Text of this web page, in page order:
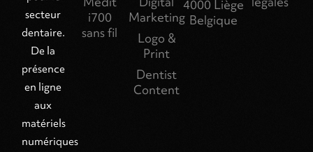
secteur
dentaire.
De la
présence
en ligne
aux
matériels
numériques
i700
sans fil
Marketing
Logo &
Print
Dentist
Content
4000 Liège
Belgique